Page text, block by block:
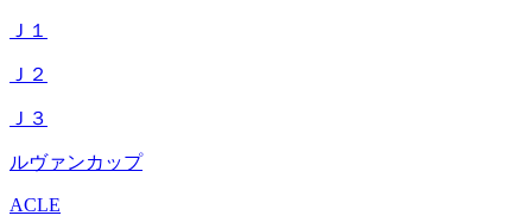
Ｊ１
Ｊ２
Ｊ３
ルヴァンカップ
ACLE